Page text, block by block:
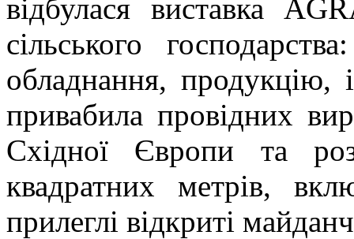
відбулася виставка
сільського
обладнання, продукцію,
привабила провідних
Східної Європи та
квадратних метрів,
прилеглі відкриті